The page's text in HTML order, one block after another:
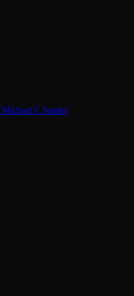
Michael J. Sandel